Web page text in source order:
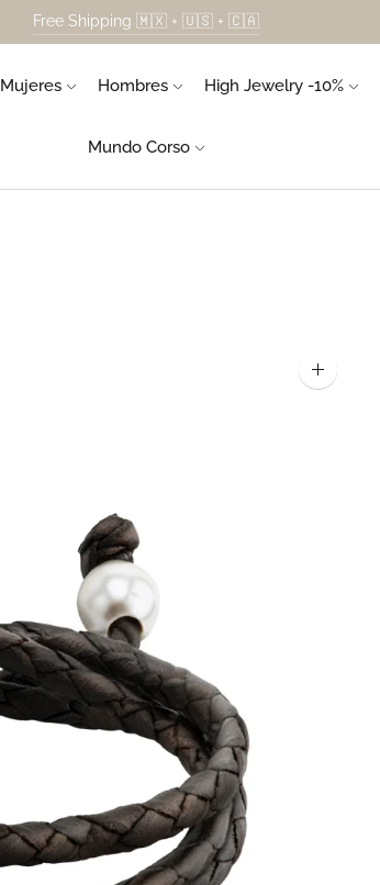
Free Shipping 🇲🇽 + 🇺🇸 + 🇨🇦
Mujeres Hombres High Jewelry -10%
Mundo Corso
Ampliar
la